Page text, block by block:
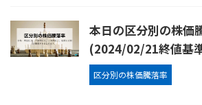
本日の区分別の株価
(2024/02/21終値基
区分別の株価騰落率